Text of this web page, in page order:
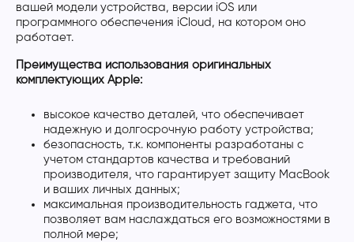
вашей модели устройства, версии iOS или
программного обеспечения iCloud, на котором оно
работает.
Преимущества использования оригинальных
комплектующих Apple:
высокое качество деталей, что обеспечивает
надежную и долгосрочную работу устройства;
безопасность, т.к. компоненты разработаны с
учетом стандартов качества и требований
производителя, что гарантирует защиту MacBook
и ваших личных данных;
максимальная производительность гаджета, что
позволяет вам наслаждаться его возможностями в
полной мере;